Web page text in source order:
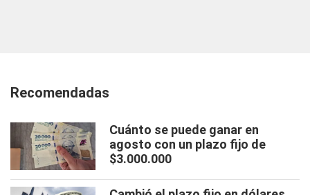
Recomendadas
Cuánto se puede ganar en
agosto con un plazo fijo de
$3.000.000